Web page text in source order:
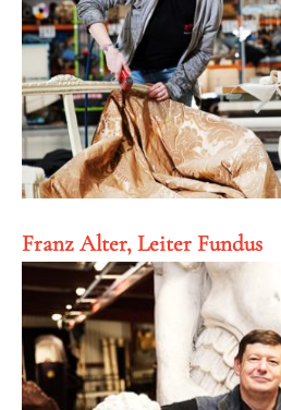
Franz Alter, Leiter Fundus